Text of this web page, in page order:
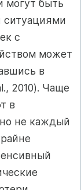
могут быть
с
может
в
2010). Чаще
в
не каждый